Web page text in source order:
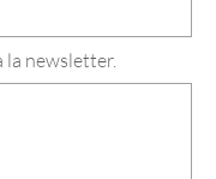
la newsletter.